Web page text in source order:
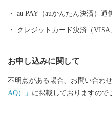
au PAY（auかんたん決済）通
クレジットカード決済（VISA
お申し込みに関して
不明点がある場合、お問い合わ
AQ）」 に掲載しておりますので